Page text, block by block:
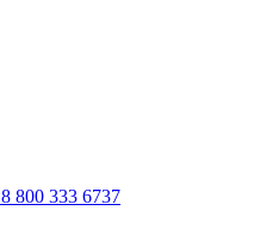
8 800 333 6737